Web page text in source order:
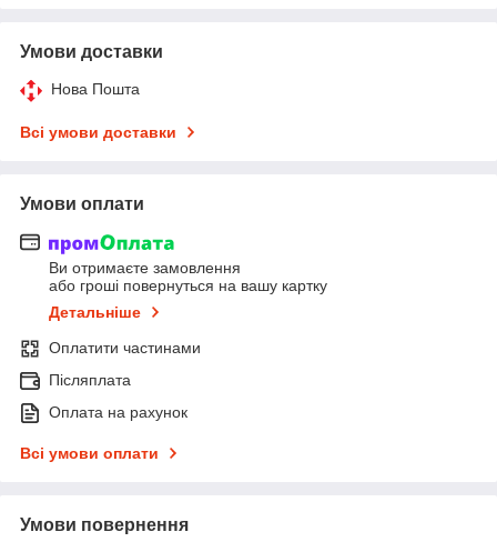
Умови доставки
Нова Пошта
Всі умови доставки
Умови оплати
Ви отримаєте замовлення
або гроші повернуться на вашу картку
Детальніше
Оплатити частинами
Післяплата
Оплата на рахунок
Всі умови оплати
Умови повернення